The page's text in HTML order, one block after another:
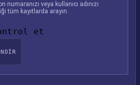
veya kullanıcı adınızı
tüm kayıtlarda arayın.
et